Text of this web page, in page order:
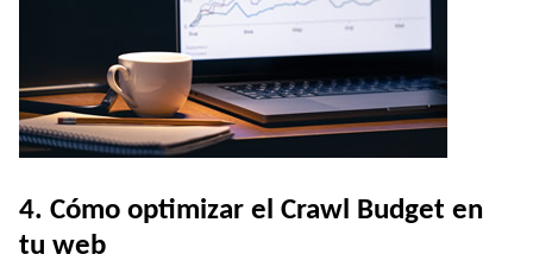
4. Cómo optimizar el Crawl Budget en
tu web